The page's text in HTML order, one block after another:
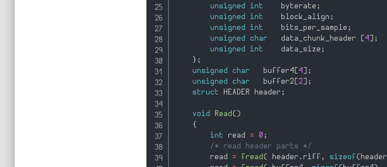
unsigned
int
    byterate
;
unsigned
int
    block_align
;
unsigned
int
    bits_per_sample
;
unsigned
char
   data_chunk_header
4 ;
unsigned
int
    data_size
;
} ;
unsigned
char
   buffer4
4
;
unsigned
char
   buffer2
2
;
struct HEADER header ;
void Read ( )
{
int read = 0 ;
/* read header parts */
        read
= fread ( header . riff , sizeof ( header